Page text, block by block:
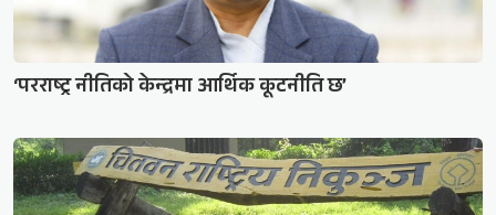
‘परराष्ट्र नीतिको केन्द्रमा आर्थिक कूटनीति छ’